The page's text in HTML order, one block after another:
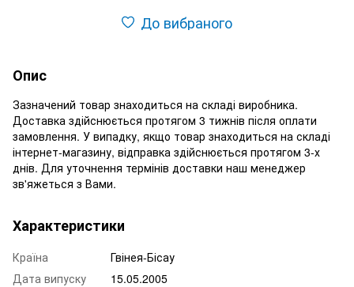
До вибраного
Опис
Зазначений товар знаходиться на складі виробника.
Доставка здійснюється протягом 3 тижнів після оплати
замовлення. У випадку, якщо товар знаходиться на складі
інтернет-магазину, відправка здійснюється протягом 3-х
днів. Для уточнення термінів доставки наш менеджер
зв'яжеться з Вами.
Характеристики
Країна
Гвінея-Бісау
Дата випуску
15.05.2005